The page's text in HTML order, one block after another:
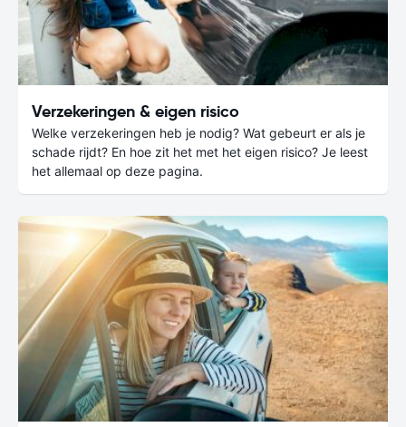
Verzekeringen & eigen risico
Welke verzekeringen heb je nodig? Wat gebeurt er als je
schade rijdt? En hoe zit het met het eigen risico? Je leest
het allemaal op deze pagina.